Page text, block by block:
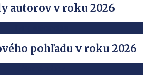
autorov v roku 2026
pohľadu v roku 2026